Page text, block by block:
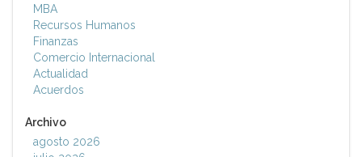
MBA
Recursos Humanos
Finanzas
Comercio Internacional
Actualidad
Acuerdos
Archivo
agosto 2026